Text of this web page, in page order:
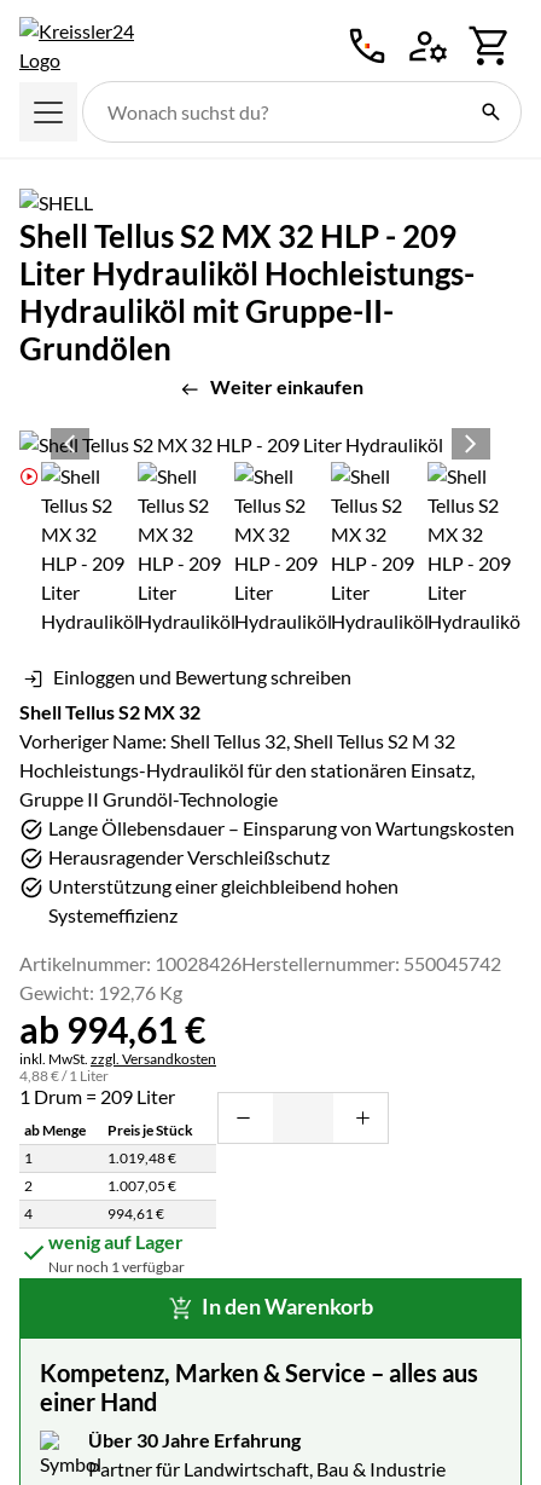
Shell Tellus S2 MX 32 HLP - 209
Liter Hydrauliköl Hochleistungs-
Hydrauliköl mit Gruppe-II-
Grundölen
Weiter einkaufen
Produktgalerie
Zur Kaufbox springen
Einloggen und Bewertung schreiben
Shell Tellus S2 MX 32
Vorheriger Name: Shell Tellus 32, Shell Tellus S2 M 32
Hochleistungs-Hydrauliköl für den stationären Einsatz,
Gruppe II Grundöl-Technologie
Lange Öllebensdauer – Einsparung von Wartungskosten
Herausragender Verschleißschutz
Unterstützung einer gleichbleibend hohen
Systemeffizienz
Artikelnummer: 10028426Herstellernummer: 550045742
Gewicht: 192,76 Kg
ab:
ab 994,61€
Steuerhinweis:
inkl. MwSt. zzgl. Versandkosten
4,88€/ 1 Liter
1 Drum = 209 Liter
Staffelpreisliste: Preise pro Stück abhängig von der Abnahmemenge
ab Menge
Preis je Stück
1
1.019,48€
2
1.007,05 €
4
994,61€
wenig auf Lager
Nur noch 1 verfügbar
In den Warenkorb
Kompetenz, Marken & Service – alles aus
einer Hand
Über 30 Jahre Erfahrung
Partner für Landwirtschaft, Bau & Industrie